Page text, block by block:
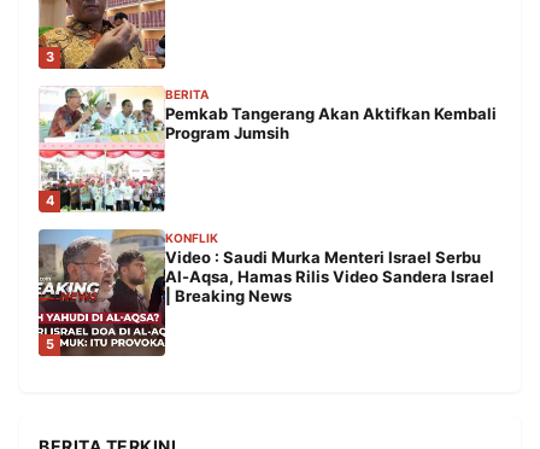
3
4
BERITA
Pemkab Tangerang Akan Aktifkan Kembali
Program Jumsih
5
KONFLIK
Video : Saudi Murka Menteri Israel Serbu
Al-Aqsa, Hamas Rilis Video Sandera Israel
| Breaking News